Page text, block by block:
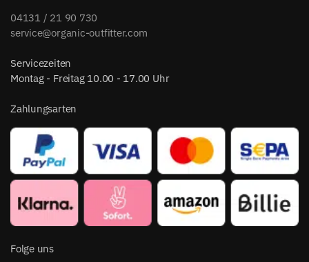
04131 / 21 90 730
service@organic-outfitter.com
Servicezeiten
Montag - Freitag 10.00 - 17.00 Uhr
Zahlungsarten
Folge uns